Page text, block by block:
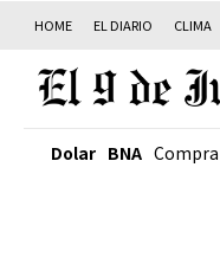
HOME EL DIARIO CLIMA
Dolar BNA Compra